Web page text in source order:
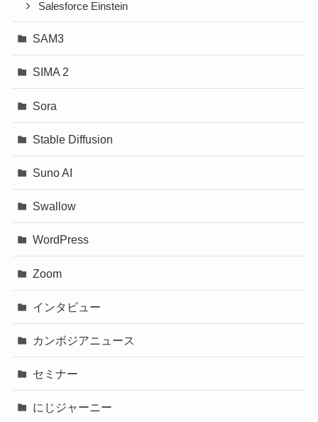
Salesforce Einstein
SAM3
SIMA 2
Sora
Stable Diffusion
Suno AI
Swallow
WordPress
Zoom
インタビュー
カンボジアニュース
セミナー
にじジャーニー